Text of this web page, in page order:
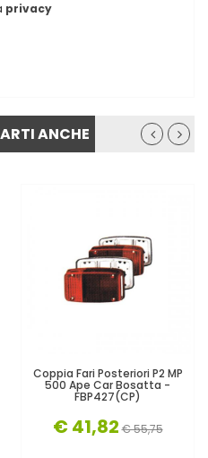
privacy
ANCHE
Coppia Fari Posteriori P2 MP
500 Ape Car Bosatta -
FBP427(CP)
€ 41,82 € 55,75